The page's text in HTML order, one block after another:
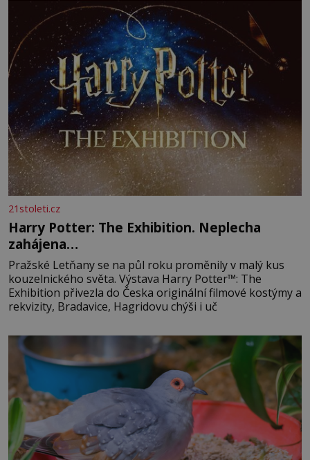
21stoleti.cz
Harry Potter: The Exhibition. Neplecha
zahájena…
Pražské Letňany se na půl roku proměnily v malý kus
kouzelnického světa. Výstava Harry Potter™: The
Exhibition přivezla do Česka originální filmové kostýmy a
rekvizity, Bradavice, Hagridovu chýši i uč